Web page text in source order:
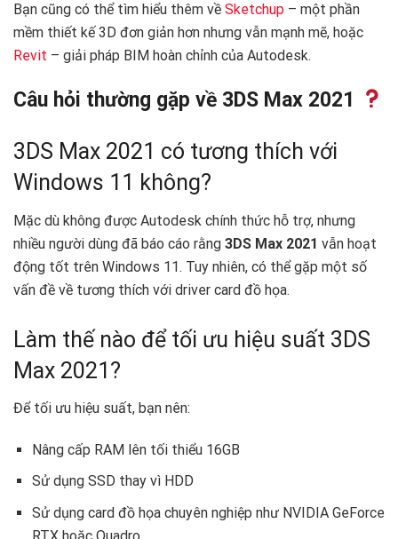
Bạn cũng có thể tìm hiểu thêm về Sketchup – một phần
mềm thiết kế 3D đơn giản hơn nhưng vẫn mạnh mẽ, hoặc
Revit – giải pháp BIM hoàn chỉnh của Autodesk.
Câu hỏi thường gặp về 3DS Max 2021
3DS Max 2021 có tương thích với
Windows 11 không?
Mặc dù không được Autodesk chính thức hỗ trợ, nhưng
nhiều người dùng đã báo cáo rằng 3DS Max 2021 vẫn hoạt
động tốt trên Windows 11. Tuy nhiên, có thể gặp một số
vấn đề về tương thích với driver card đồ họa.
Làm thế nào để tối ưu hiệu suất 3DS
Max 2021?
Để tối ưu hiệu suất, bạn nên:
Nâng cấp RAM lên tối thiểu 16GB
Sử dụng SSD thay vì HDD
Sử dụng card đồ họa chuyên nghiệp như NVIDIA GeForce